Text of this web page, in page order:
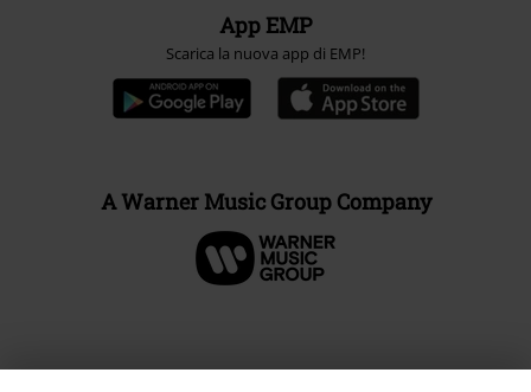
App EMP
Scarica la nuova app di EMP!
A Warner Music Group Company